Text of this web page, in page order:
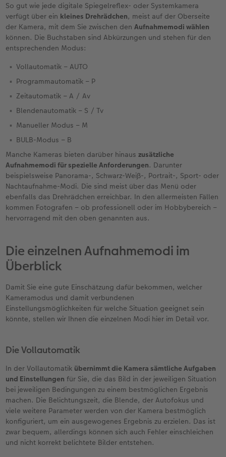
So gut wie jede digitale Spiegelreflex- oder Systemkamera
verfügt über ein kleines Drehrädchen, meist auf der Oberseite
der Kamera, mit dem Sie zwischen denAufnahmemodi wählen
können. Die Buchstaben sind Abkürzungen und stehen für den
entsprechenden Modus:
Vollautomatik – AUTO
Programmautomatik – P
Zeitautomatik – A / Av
Blendenautomatik – S / Tv
Manueller Modus – M
BULB-Modus – B
Manche Kameras bieten darüber hinauszusätzliche
Aufnahmemodi für spezielle Anforderungen. Darunter
beispielsweise Panorama-, Schwarz-Weiß-, Portrait-, Sport- oder
Nachtaufnahme-Modi. Die sind meist über das Menü oder
ebenfalls das Drehrädchen erreichbar. In den allermeisten Fällen
kommen Fotografen – ob professionell oder im Hobbybereich –
hervorragend mit den oben genannten aus.
Die einzelnen Aufnahmemodi im
Überblick
Damit Sie eine gute Einschätzung dafür bekommen, welcher
Kameramodus und damit verbundenen
Einstellungsmöglichkeiten für welche Situation geeignet sein
könnte, stellen wir Ihnen die einzelnen Modi hier im Detail vor.
Die Vollautomatik
In der Vollautomatik übernimmt die Kamera sämtliche Aufgaben
und Einstellungen für Sie, die das Bild in der jeweiligen Situation
bei jeweiligen Bedingungen zu einem bestmöglichen Ergebnis
machen. Die Belichtungszeit, die Blende, der Autofokus und
viele weitere Parameter werden von der Kamera bestmöglich
konfiguriert, um ein ausgewogenes Ergebnis zu erzielen. Das ist
zwar bequem, allerdings können sich auch Fehler einschleichen
und nicht korrekt belichtete Bilder entstehen.